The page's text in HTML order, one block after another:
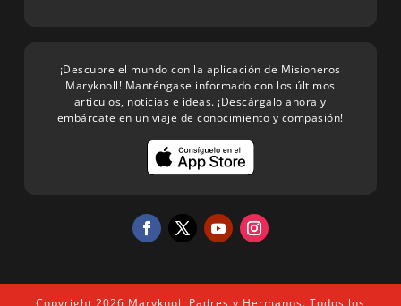
¡Descubre el mundo con la aplicación de Misioneros
Maryknoll! Manténgase informado con los últimos
artículos, noticias e ideas. ¡Descárgalo ahora y
embárcate en un viaje de conocimiento y compasión!
Copyright 2026 Maryknoll Padres y Hermanos. Todos los